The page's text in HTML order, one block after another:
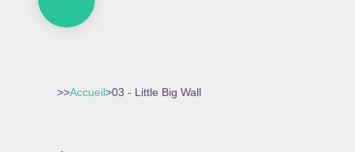
>>Accueil>03 - Little Big Wall